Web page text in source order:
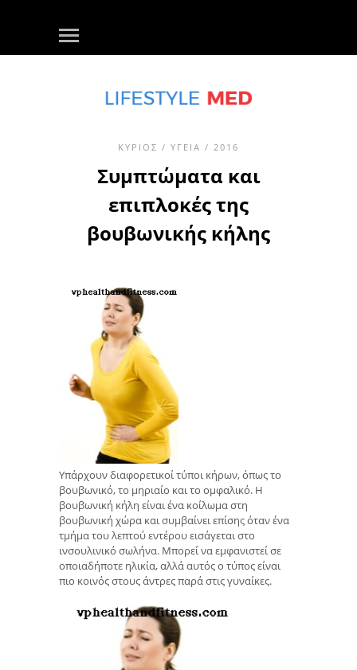
ΚΎΡΙΟΣ / ΥΓΕΊΑ / 2016
Συμπτώματα και
επιπλοκές της
βουβωνικής κήλης
Υπάρχουν διαφορετικοί τύποι κήρων, όπως το
βουβωνικό, το μηριαίο και το ομφαλικό. Η
βουβωνική κήλη είναι ένα κοίλωμα στη
βουβωνική χώρα και συμβαίνει επίσης όταν ένα
τμήμα του λεπτού εντέρου εισάγεται στο
ινσουλινικό σωλήνα. Μπορεί να εμφανιστεί σε
οποιαδήποτε ηλικία, αλλά αυτός ο τύπος είναι
πιο κοινός στους άντρες παρά στις γυναίκες.